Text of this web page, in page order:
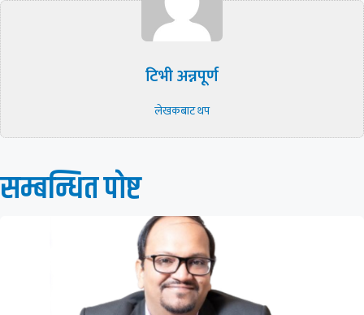
टिभी अन्नपूर्ण
लेखकबाट थप
सम्बन्धित पाेष्ट